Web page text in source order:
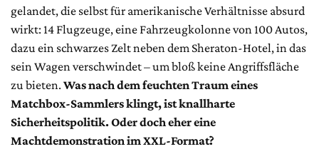
gelandet, die selbst für amerikanische Verhältnisse absurd
wirkt: 14 Flugzeuge, eine Fahrzeugkolonne von 100 Autos,
dazu ein schwarzes Zelt neben dem Sheraton-Hotel, in das
sein Wagen verschwindet – um bloß keine Angriffsfläche
zu bieten. Was nach dem feuchten Traum eines
Matchbox-Sammlers klingt, ist knallharte
Sicherheitspolitik. Oder doch eher eine
Machtdemonstration im XXL-Format?